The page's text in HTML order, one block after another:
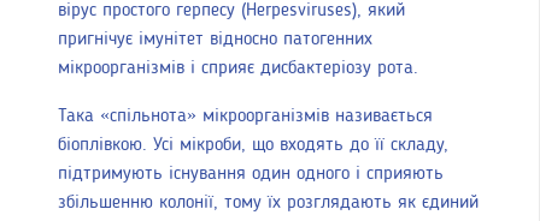
вірус простого герпесу (Herpesviruses), який
пригнічує імунітет відносно патогенних
мікроорганізмів і сприяє дисбактеріозу рота.
Така «спільнота» мікроорганізмів називається
біоплівкою. Усі мікроби, що входять до її складу,
підтримують існування один одного і сприяють
збільшенню колонії, тому їх розглядають як єдиний